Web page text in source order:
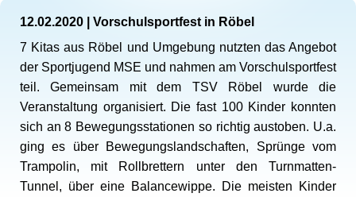
12.02.2020
Vorschulsportfest in Röbel
7 Kitas aus Röbel und Umgebung nutzten das Angebot
der Sportjugend MSE und nahmen am Vorschulsportfest
teil. Gemeinsam mit dem TSV Röbel wurde die
Veranstaltung organisiert. Die fast 100 Kinder konnten
sich an 8 Bewegungsstationen so richtig austoben. U.a.
ging es über Bewegungslandschaften, Sprünge vom
Trampolin, mit Rollbrettern unter den Turnmatten-
Tunnel, über eine Balancewippe. Die meisten Kinder